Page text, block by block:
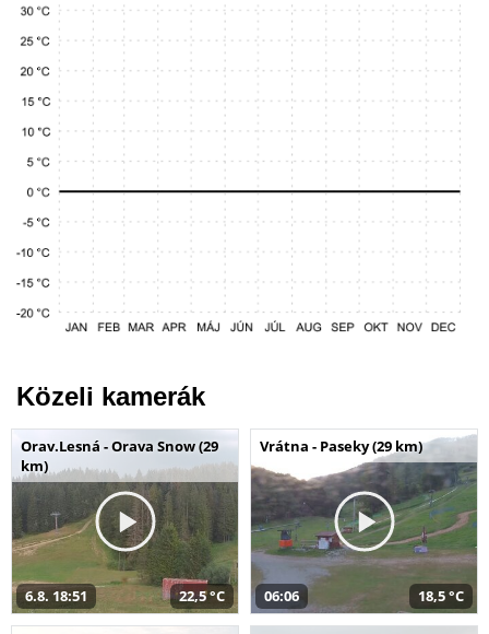
Közeli kamerák
Orav.Lesná - Orava Snow (29
km)
6.8. 18:51 22,5 °C
Vrátna - Paseky (29 km)
06:06 18,5 °C